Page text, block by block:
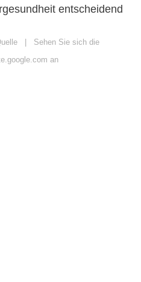
entscheidend
Sehen Sie sich die
an